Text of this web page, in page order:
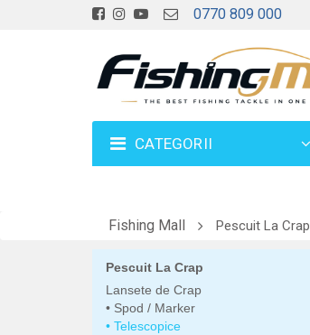
0770 809 000
CATEGORII
Fishing Mall Pescuit La Crap
Pescuit La Crap
Lansete de Crap
Spod / Marker
Telescopice